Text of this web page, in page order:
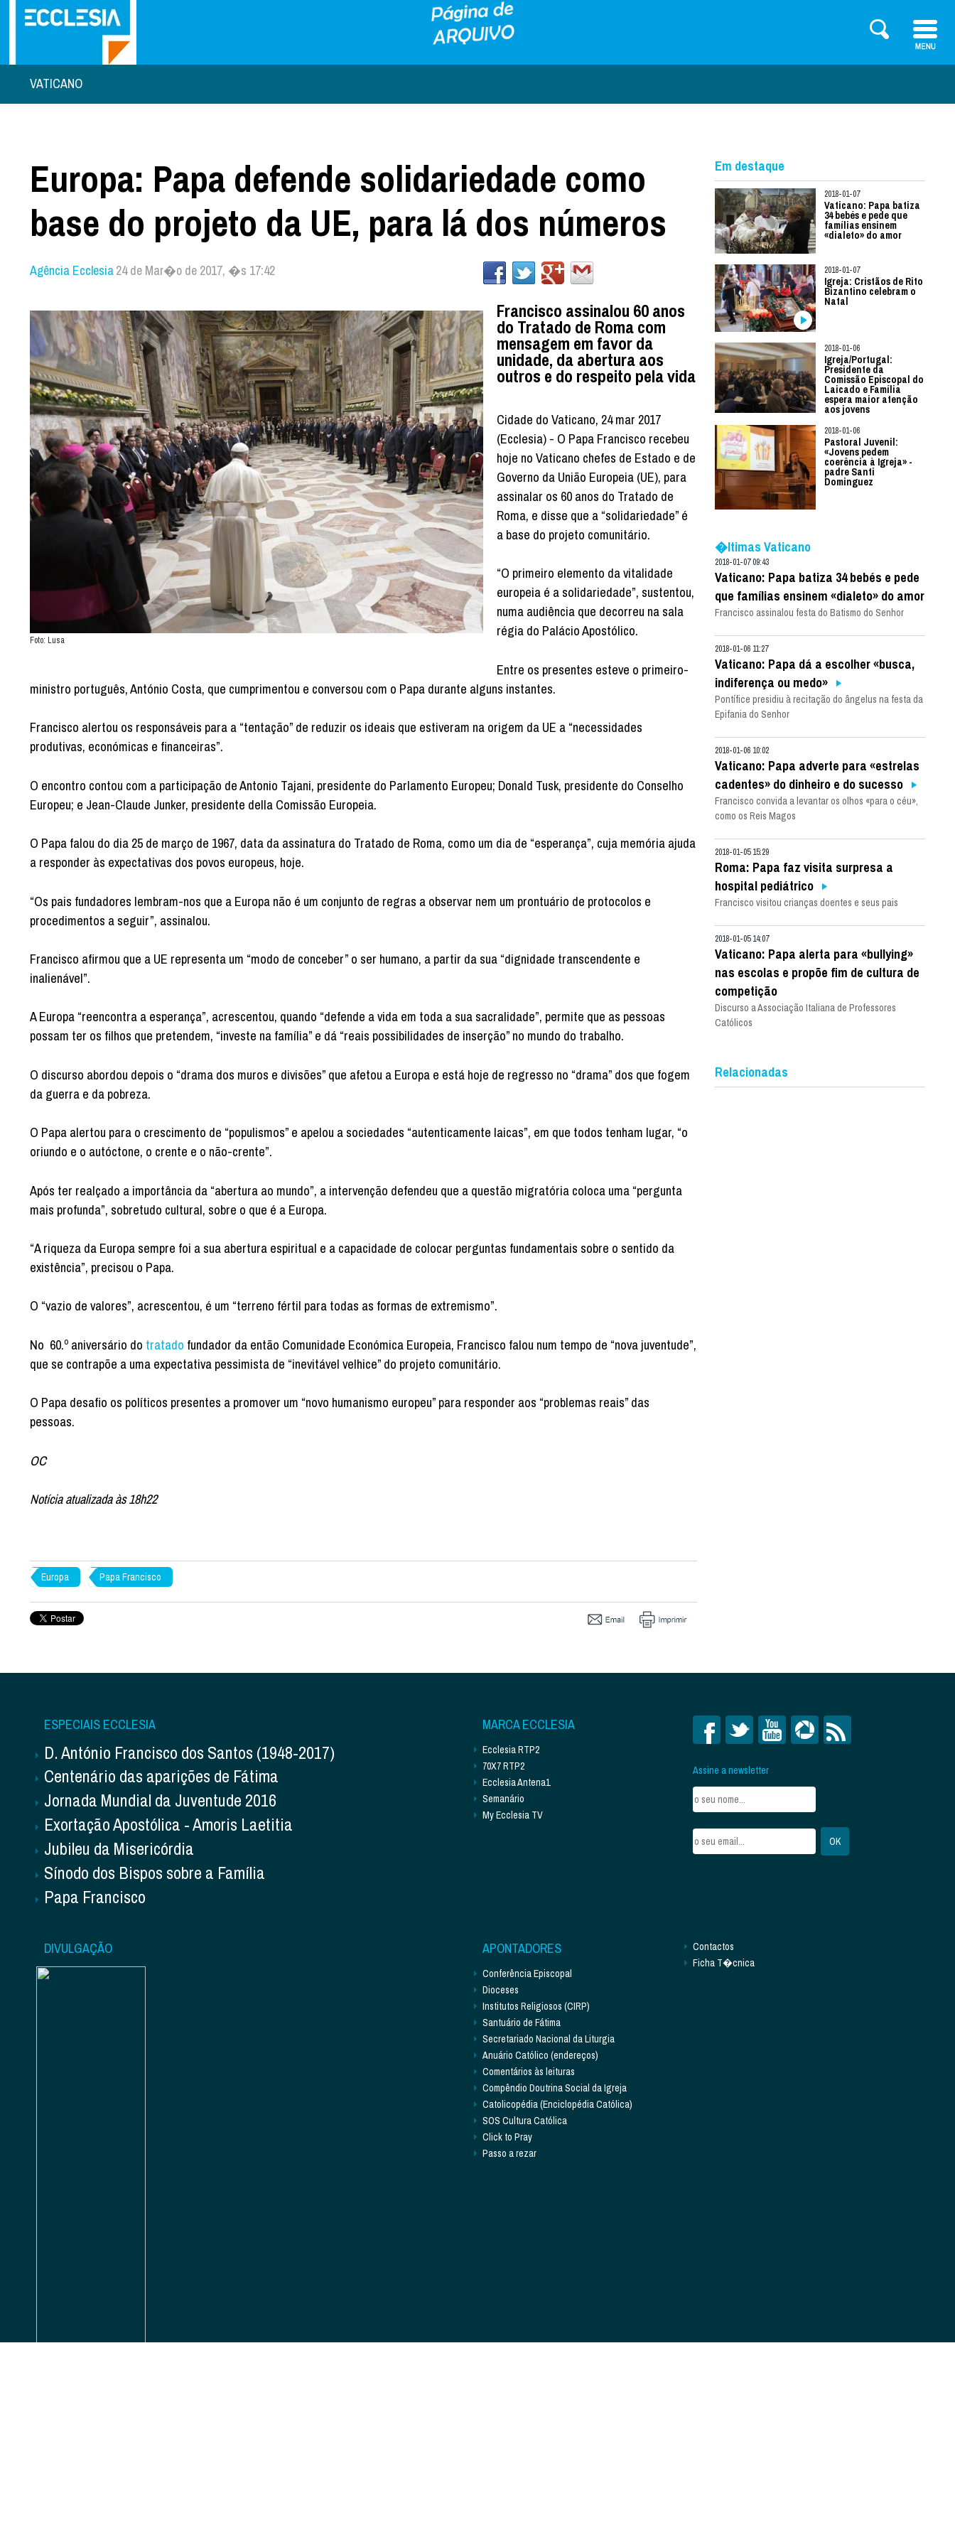
VATICANO
Europa: Papa defende solidariedade como
base do projeto da UE, para lá dos números
Agência Ecclesia24 de Mar�o de 2017, �s 17:42
Foto: Lusa
Francisco assinalou 60 anos
do Tratado de Roma com
mensagem em favor da
unidade, da abertura aos
outros e do respeito pela vida
Cidade do Vaticano, 24 mar 2017
(Ecclesia) - O Papa Francisco recebeu
hoje no Vaticano chefes de Estado e de
Governo da União Europeia (UE), para
assinalar os 60 anos do Tratado de
Roma, e disse que a “solidariedade” é
a base do projeto comunitário.
“O primeiro elemento da vitalidade
europeia é a solidariedade”, sustentou,
numa audiência que decorreu na sala
régia do Palácio Apostólico.
Entre os presentes esteve o primeiro-
ministro português, António Costa, que cumprimentou e conversou com o Papa durante alguns instantes.
Francisco alertou os responsáveis para a “tentação” de reduzir os ideais que estiveram na origem da UE a “necessidades
produtivas, económicas e financeiras”.
O encontro contou com a participação de Antonio Tajani, presidente do Parlamento Europeu; Donald Tusk, presidente do Conselho
Europeu; e Jean-Claude Junker, presidente della Comissão Europeia.
O Papa falou do dia 25 de março de 1967, data da assinatura do Tratado de Roma, como um dia de “esperança”, cuja memória ajuda
a responder às expectativas dos povos europeus, hoje.
“Os pais fundadores lembram-nos que a Europa não é um conjunto de regras a observar nem um prontuário de protocolos e
procedimentos a seguir”, assinalou.
Francisco afirmou que a UE representa um “modo de conceber” o ser humano, a partir da sua “dignidade transcendente e
inalienável”.
A Europa “reencontra a esperança”, acrescentou, quando “defende a vida em toda a sua sacralidade”, permite que as pessoas
possam ter os filhos que pretendem, “investe na família” e dá “reais possibilidades de inserção” no mundo do trabalho.
O discurso abordou depois o “drama dos muros e divisões” que afetou a Europa e está hoje de regresso no “drama” dos que fogem
da guerra e da pobreza.
O Papa alertou para o crescimento de “populismos” e apelou a sociedades “autenticamente laicas”, em que todos tenham lugar, “o
oriundo e o autóctone, o crente e o não-crente”.
Após ter realçado a importância da “abertura ao mundo”, a intervenção defendeu que a questão migratória coloca uma “pergunta
mais profunda”, sobretudo cultural, sobre o que é a Europa.
“A riqueza da Europa sempre foi a sua abertura espiritual e a capacidade de colocar perguntas fundamentais sobre o sentido da
existência”, precisou o Papa.
O “vazio de valores”, acrescentou, é um “terreno fértil para todas as formas de extremismo”.
No 60.º aniversário do tratado fundador da então Comunidade Económica Europeia, Francisco falou num tempo de “nova juventude”,
que se contrapõe a uma expectativa pessimista de “inevitável velhice” do projeto comunitário.
O Papa desafio os políticos presentes a promover um “novo humanismo europeu” para responder aos “problemas reais” das
pessoas.
OC
Notícia atualizada às 18h22
Europa Papa Francisco
Em destaque
2018-01-07
Vaticano: Papa batiza
34 bebés e pede que
famílias ensinem
«dialeto» do amor
2018-01-07
Igreja: Cristãos de Rito
Bizantino celebram o
Natal
2018-01-06
Igreja/Portugal:
Presidente da
Comissão Episcopal do
Laicado e Família
espera maior atenção
aos jovens
2018-01-06
Pastoral Juvenil:
«Jovens pedem
coerência à Igreja» -
padre Santi
Dominguez
�ltimas Vaticano
2018-01-07 09:43
Vaticano: Papa batiza 34 bebés e pede
que famílias ensinem «dialeto» do amor
Francisco assinalou festa do Batismo do Senhor
2018-01-06 11:27
Vaticano: Papa dá a escolher «busca,
indiferença ou medo»
Pontífice presidiu à recitação do ângelus na festa da
Epifania do Senhor
2018-01-06 10:02
Vaticano: Papa adverte para «estrelas
cadentes» do dinheiro e do sucesso
Francisco convida a levantar os olhos «para o céu»,
como os Reis Magos
2018-01-05 15:29
Roma: Papa faz visita surpresa a
hospital pediátrico
Francisco visitou crianças doentes e seus pais
2018-01-05 14:07
Vaticano: Papa alerta para «bullying»
nas escolas e propõe fim de cultura de
competição
Discurso a Associação Italiana de Professores
Católicos
Relacionadas
ESPECIAIS ECCLESIA
D. António Francisco dos Santos (1948-2017)
Centenário das aparições de Fátima
Jornada Mundial da Juventude 2016
Exortação Apostólica - Amoris Laetitia
Jubileu da Misericórdia
Sínodo dos Bispos sobre a Família
Papa Francisco
MARCA ECCLESIA
Ecclesia RTP2
70X7 RTP2
Ecclesia Antena1
Semanário
My Ecclesia TV
Assine a newsletter
DIVULGAÇÃO APONTADORES
Conferência Episcopal
Dioceses
Institutos Religiosos (CIRP)
Santuário de Fátima
Secretariado Nacional da Liturgia
Anuário Católico (endereços)
Comentários às leituras
Compêndio Doutrina Social da Igreja
Catolicopédia (Enciclopédia Católica)
SOS Cultura Católica
Click to Pray
Passo a rezar
Contactos
Ficha T�cnica